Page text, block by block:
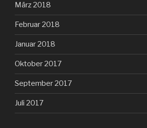
März 2018
Februar 2018
Januar 2018
Oktober 2017
September 2017
Juli 2017